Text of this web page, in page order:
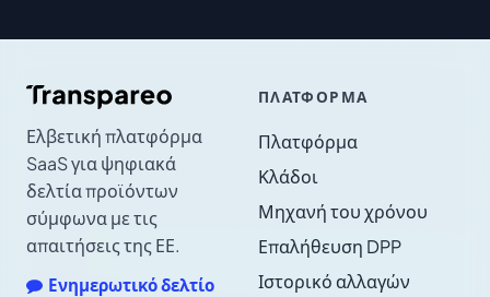
Ελβετική πλατφόρμα
SaaS για ψηφιακά
δελτία προϊόντων
σύμφωνα με τις
απαιτήσεις της ΕΕ.
Ενημερωτικό δελτίο
ΠΛΑΤΦΌΡΜΑ
Πλατφόρμα
Κλάδοι
Μηχανή του χρόνου
Επαλήθευση DPP
Ιστορικό αλλαγών